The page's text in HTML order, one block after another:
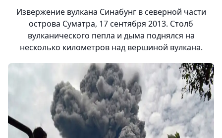
Извержение вулкана Синабунг в северной части
острова Суматра, 17 сентября 2013. Столб
вулканического пепла и дыма поднялся на
несколько километров над вершиной вулкана.